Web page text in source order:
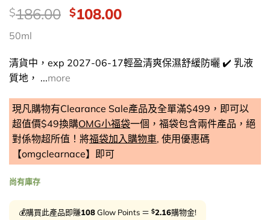
價
錢：
$186.00 Original
$186.00.
$108.00Current
$108.00.
50ml
清貨中，exp 2027-06-17輕盈清爽保濕舒緩防曬 ✔️ 乳液
質地， ...more
現凡購物有Clearance Sale產品及全單滿$499，即可以
超值價$49換購OMG小福袋一個，福袋包含兩件產品，絕
對係物超所值！將福袋加入購物車, 使用優惠碼
【omgclearnace】即可
尚有庫存
💰購買此產品即賺108Glow Points ＝ $2.16購物金!